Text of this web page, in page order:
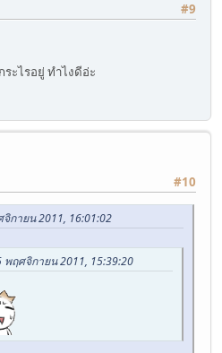
#9
ะไรอยู่ ทำไงดีอ่ะ
#10
จิกายน 2011, 16:01:02
พฤศจิกายน 2011, 15:39:20